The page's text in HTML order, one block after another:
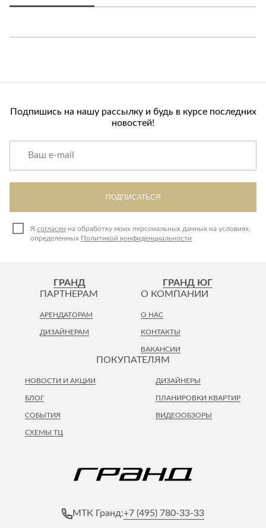
Подпишись на нашу рассылку и будь в курсе последних
новостей!
ПОДПИСАТЬСЯ
Я согласен на обработку моих персональных данных на условиях,
определенных Политикой конфиденциальности
ГРАНД ГРАНД ЮГ
ПОКУПАТЕЛЯМ
НОВОСТИ И АКЦИИ
ПЛАНИРОВКИ КВАРТИР
ВИДЕООБЗОРЫ
БЛОГ
СОБЫТИЯ
СХЕМЫ ТЦ
ДИЗАЙНЕРЫ
ПАРТНЕРАМ
АРЕНДАТОРАМ
ДИЗАЙНЕРАМ
О КОМПАНИИ
О НАС
КОНТАКТЫ
ВАКАНСИИ
МТК Гранд:+7 (495) 780-33-33